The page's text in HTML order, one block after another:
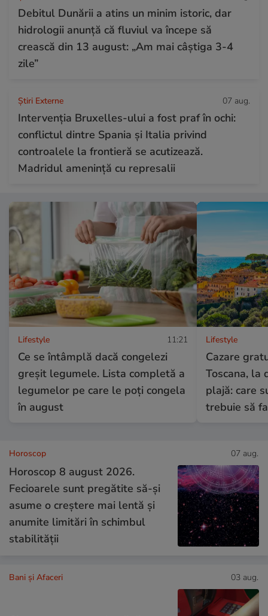
Debitul Dunării a atins un minim istoric, dar
hidrologii anunță că fluviul va începe să
crească din 13 august: „Am mai câștiga 3-4
zile”
Știri Externe 07 aug.
Intervenția Bruxelles-ului a fost praf în ochi:
conflictul dintre Spania și Italia privind
controalele la frontieră se acutizează.
Madridul amenință cu represalii
Lifestyle 11:21
Ce se întâmplă dacă congelezi
greșit legumele. Lista completă a
legumelor pe care le poți congela
în august
Lifestyle
Cazare
Toscana, la
plajă: care
trebuie să
Horoscop 07 aug.
Horoscop 8 august 2026.
Fecioarele sunt pregătite să-și
asume o creștere mai lentă și
anumite limitări în schimbul
stabilității
Bani și Afaceri 03 aug.